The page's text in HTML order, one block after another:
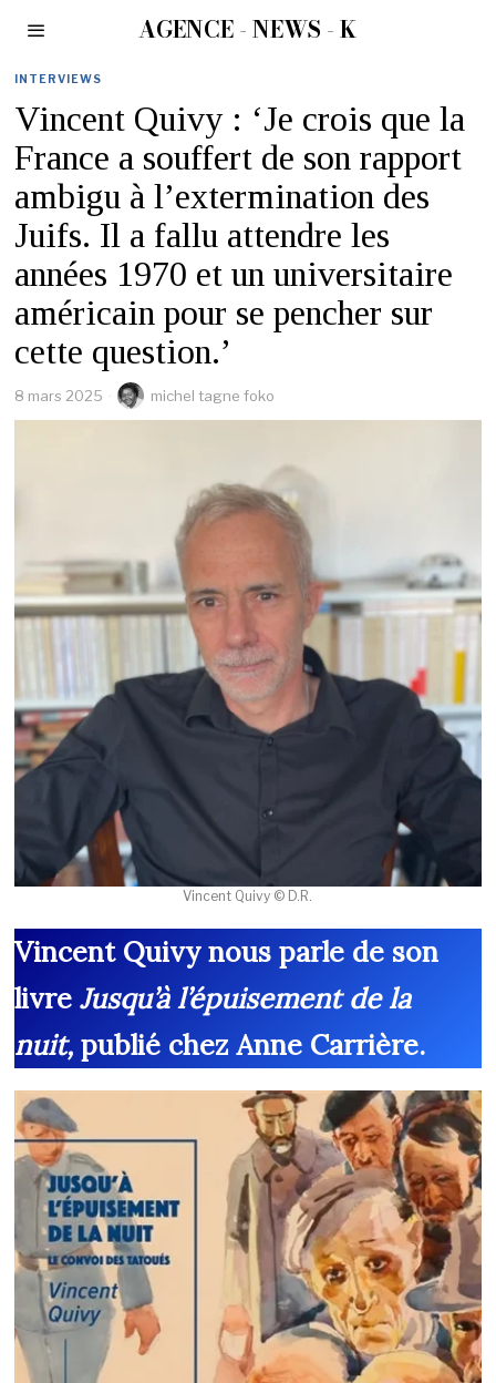
AGENCE - NEWS - K
INTERVIEWS
Vincent Quivy : ‘Je crois que la
France a souffert de son rapport
ambigu à l’extermination des
Juifs. Il a fallu attendre les
années 1970 et un universitaire
américain pour se pencher sur
cette question.’
8 mars 2025 michel tagne foko
Vincent Quivy © D.R.
Vincent Quivy nous parle de son
livreJusqu’à l’épuisement de la
nuit, publié chez Anne Carrière.